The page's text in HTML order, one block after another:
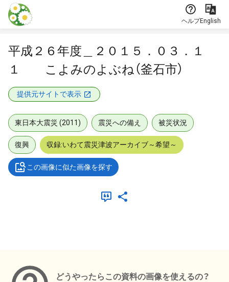
本文に飛ぶ
ヘルプEnglish
平成２６年度＿２０１５．０３．１
１ こよみのよぶね（釜石市）
提供元サイトで表示
東日本大震災 (2011) 震災への備え 被災状況
復興 収録:いわて震災津波アーカイブ～希望～
この画像に似た画像を探す
どうやったらこの資料の画像を使えるの？